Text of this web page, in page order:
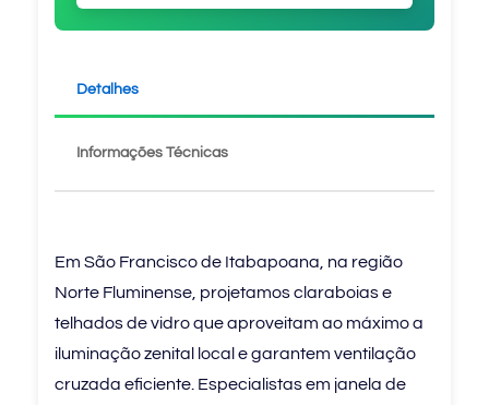
Detalhes
Informações Técnicas
Em São Francisco de Itabapoana, na região
Norte Fluminense, projetamos claraboias e
telhados de vidro que aproveitam ao máximo a
iluminação zenital local e garantem ventilação
cruzada eficiente. Especialistas em janela de